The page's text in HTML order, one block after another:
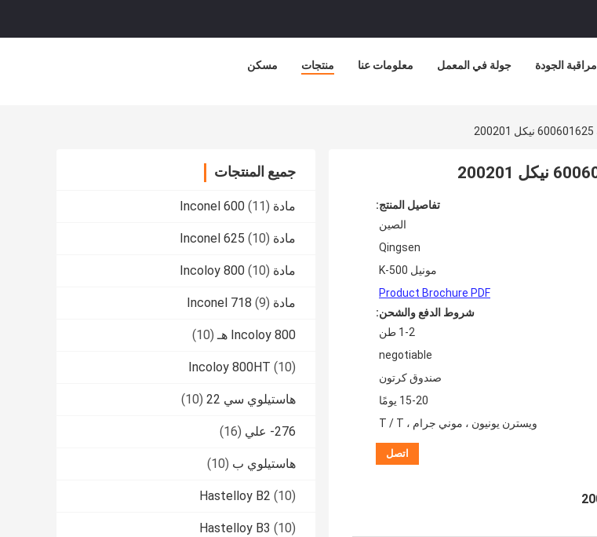
مسكن منتجات معلومات عنا جولة في المعمل مراقبة الجودة
جميع المنتجات
مادة Inconel 600 (11)
مادة Inconel 625 (10)
مادة Incoloy 800 (10)
مادة Inconel 718 (9)
Incoloy 800 هـ (10)
Incoloy 800HT (10)
هاستيلوي سي 22 (10)
276- علي (16)
هاستيلوي ب (10)
Hastelloy B2 (10)
Hastelloy B3 (10)
تفاصيل المنتج:
الصين
Qingsen
مونيل K-500
Product Brochure PDF
شروط الدفع والشحن:
1-2 طن
negotiable
صندوق كرتون
15-20 يومًا
ويسترن يونيون ، موني جرام ، T / T
اتصل